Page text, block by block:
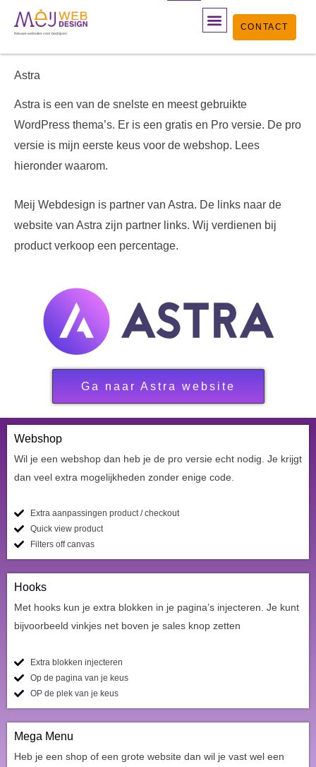
naar
inhoud
Nieuwe websites voor bedrijven
CONTACT
Astra
Astra is een van de snelste en meest gebruikte
WordPress thema’s. Er is een gratis en Pro versie. De pro
versie is mijn eerste keus voor de webshop. Lees
hieronder waarom.
Meij Webdesign is partner van Astra. De links naar de
website van Astra zijn partner links. Wij verdienen bij
product verkoop een percentage.
Ga naar Astra website
Webshop
Wil je een webshop dan heb je de pro versie echt nodig. Je krijgt
dan veel extra mogelijkheden zonder enige code.
Extra aanpassingen product / checkout
Quick view product
Filters off canvas
Hooks
Met hooks kun je extra blokken in je pagina’s injecteren. Je kunt
bijvoorbeeld vinkjes net boven je sales knop zetten
Extra blokken injecteren
Op de pagina van je keus
OP de plek van je keus
Mega Menu
Heb je een shop of een grote website dan wil je vast wel een